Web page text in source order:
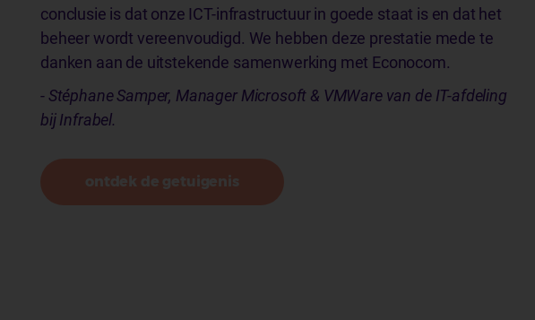
conclusie is dat onze ICT-infrastructuur in goede staat is en dat het
beheer wordt vereenvoudigd. We hebben deze prestatie mede te
danken aan de uitstekende samenwerking met Econocom.
-Stéphane Samper, Manager Microsoft & VMWare van de IT-afdeling
bij Infrabel.
ontdek de getuigenis